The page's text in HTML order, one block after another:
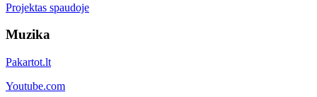
Projektas spaudoje
Muzika
Pakartot.lt
Youtube.com